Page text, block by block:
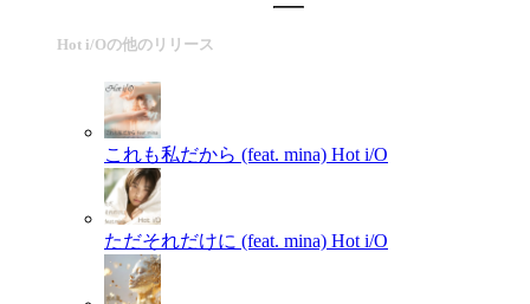
Hot i/Oの他のリリース
これも私だから (feat. mina) Hot i/O
ただそれだけに (feat. mina) Hot i/O